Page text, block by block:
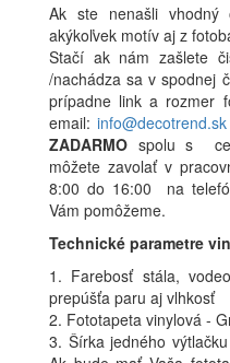
Ak ste nenašli vhodný
akýkoľvek motív aj z
Stačí ak nám zašlete
/nachádza sa v spodnej
prípadne link a rozmer
email: info@decotrend.sk
ZADARMO spolu s
môžete zavolať v
8:00 do 16:00 na
Vám pomôžeme.
Technické parametre
1. Farebosť stála,
prepúšťa paru aj vlhkosť
2. Fototapeta vinylová -
3. Šírka jedného